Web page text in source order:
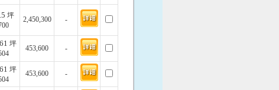
坪
2,450,300 -
坪
453,600 -
坪
453,600 -